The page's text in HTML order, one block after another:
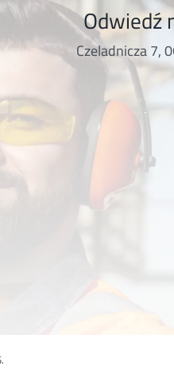
Odwiedź
Czeladnicza 7,